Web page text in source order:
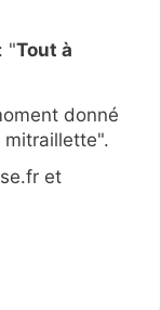
: "Tout à
donné
et